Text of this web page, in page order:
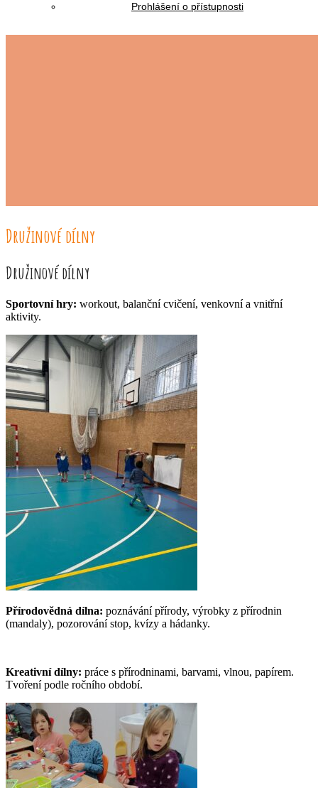
Prohlášení o přístupnosti
Družinové dílny
Družinové dílny
Sportovní hry: workout, balanční cvičení, venkovní a vnitřní
aktivity.
Přírodovědná dílna: poznávání přírody, výrobky z přírodnin
(mandaly), pozorování stop, kvízy a hádanky.
Kreativní dílny: práce s přírodninami, barvami, vlnou, papírem.
Tvoření podle ročního období.